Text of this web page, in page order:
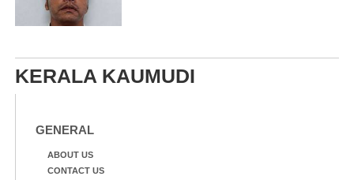
KERALA KAUMUDI
GENERAL
ABOUT US
CONTACT US